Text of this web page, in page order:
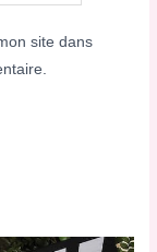
site dans